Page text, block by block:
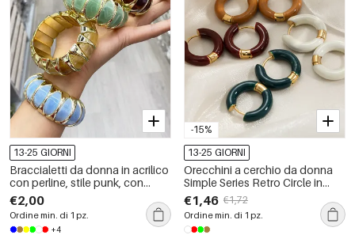
13-25 GIORNI
Braccialetti da donna in acrilico
con perline, stile punk, con
forme geometriche e sfumature
di colore.
€2,00
Ordine min. di 1 pz.
+4
-15%
13-25 GIORNI
Orecchini a cerchio da donna
Simple Series Retro Circle in
acciaio inossidabile
impermeabile color oro.
€1,46 €1,72
Ordine min. di 1 pz.